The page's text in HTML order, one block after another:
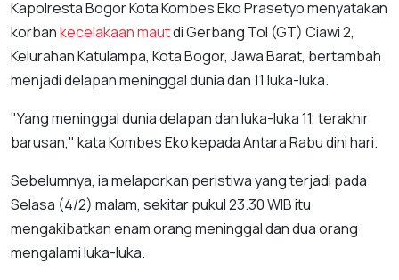
Kapolresta Bogor Kota Kombes Eko Prasetyo menyatakan
korbankecelakaan mautdi Gerbang Tol (GT) Ciawi 2,
Kelurahan Katulampa, Kota Bogor, Jawa Barat, bertambah
menjadi delapan meninggal dunia dan 11 luka-luka.
"Yang meninggal dunia delapan dan luka-luka 11, terakhir
barusan," kata Kombes Eko kepada Antara Rabu dini hari.
Sebelumnya, ia melaporkan peristiwa yang terjadi pada
Selasa (4/2) malam, sekitar pukul 23.30 WIB itu
mengakibatkan enam orang meninggal dan dua orang
mengalami luka-luka.